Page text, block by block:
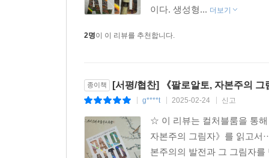
외하면 남은 다섯 곳은 모두 미국 서부 해안의 기
알토 시스템과 잘 맞아떨어지며 그중 세 군데는
에서 무자비한 전술 및 운영체제 독점으로 정상
버는 데 있어서는 게이츠와 그의 팀을 따를 자가
견했고 전 세계 광고산업을 가혹하게 규율해 순식
--- 「16장 B2K」 중에서
이다. 생성형... 더보기
2명이 이 리뷰를 추천합니다.
종이책 [서평/협찬] 《팔로알토, 자본주의 그
g****t 2025-02-24 신고
☆ 이 리뷰는 컬처블룸을 통
자본주의 그림자》를 읽고서
본주의의 발전과 그 그림자